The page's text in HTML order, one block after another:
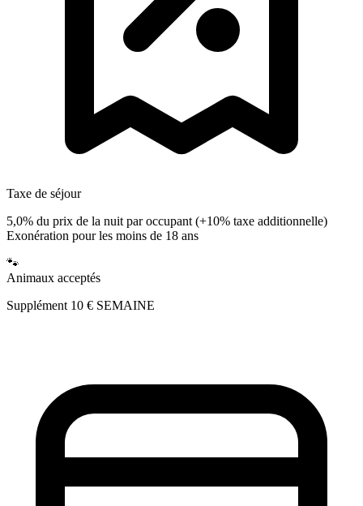
Taxe de séjour
5,0% du prix de la nuit par occupant (+10% taxe additionnelle)
Exonération pour les moins de 18 ans
🐾
Animaux acceptés
Supplément 10 € SEMAINE